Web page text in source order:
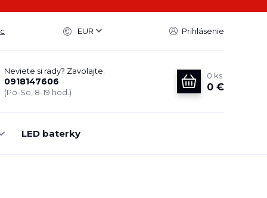
EUR Prihlásenie
Neviete si rady? Zavolajte.
0918147606
(Po-So, 8-19 hod.)
0 ks
0 €
LED baterky